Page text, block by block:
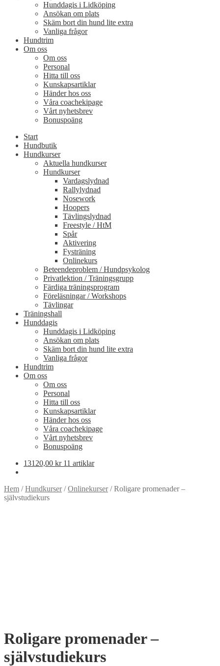
Hunddagis i Lidköping
Ansökan om plats
Skäm bort din hund lite extra
Vanliga frågor
Hundtrim
Om oss
Om oss
Personal
Hitta till oss
Kunskapsartiklar
Händer hos oss
Våra coachekipage
Vårt nyhetsbrev
Bonuspoäng
Start
Hundbutik
Hundkurser
Aktuella hundkurser
Hundkurser
Vardagslydnad
Rallylydnad
Nosework
Hoopers
Tävlingslydnad
Freestyle / HtM
Spår
Aktivering
Fysträning
Onlinekurs
Beteendeproblem / Hundpsykolog
Privatlektion / Träningsgrupp
Färdiga träningsprogram
Föreläsningar / Workshops
Tävlingar
Träningshall
Hunddagis
Hunddagis i Lidköping
Ansökan om plats
Skäm bort din hund lite extra
Vanliga frågor
Hundtrim
Om oss
Om oss
Personal
Hitta till oss
Kunskapsartiklar
Händer hos oss
Våra coachekipage
Vårt nyhetsbrev
Bonuspoäng
13120,00 kr 11 artiklar
Hem /Hundkurser/Onlinekurser/Roligare promenader –
självstudiekurs
Roligare promenader –
självstudiekurs